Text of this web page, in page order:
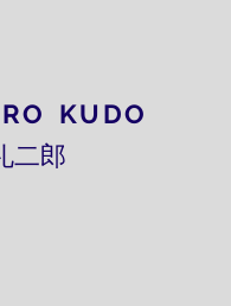
KUDO
二郎